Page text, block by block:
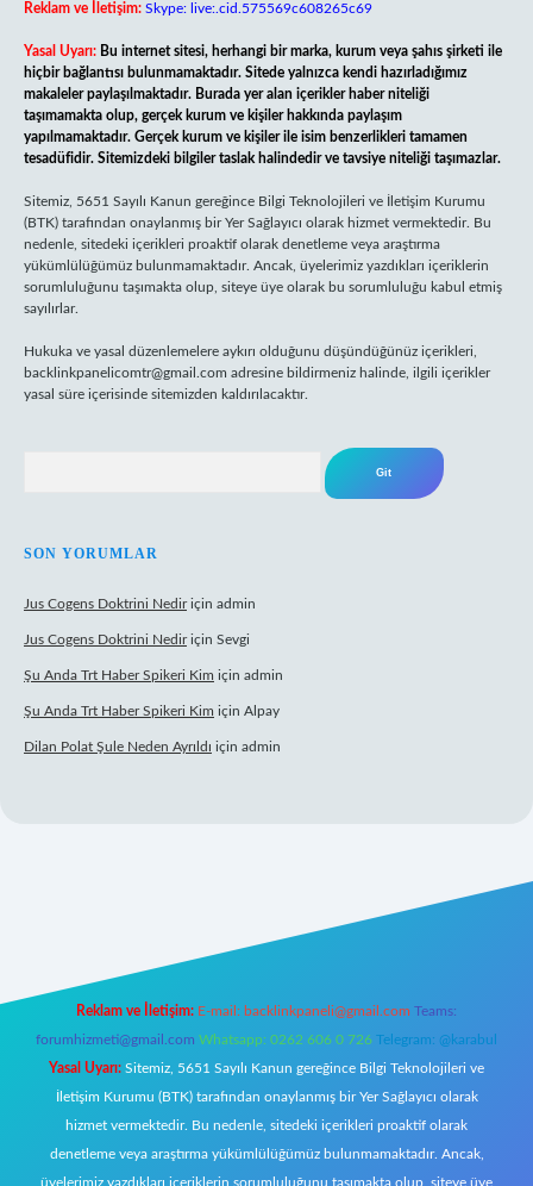
Reklam ve İletişim: Skype: live:.cid.575569c608265c69
Yasal Uyarı: Bu internet sitesi, herhangi bir marka, kurum veya şahıs şirketi ile
hiçbir bağlantısı bulunmamaktadır. Sitede yalnızca kendi hazırladığımız
makaleler paylaşılmaktadır. Burada yer alan içerikler haber niteliği
taşımamakta olup, gerçek kurum ve kişiler hakkında paylaşım
yapılmamaktadır. Gerçek kurum ve kişiler ile isim benzerlikleri tamamen
tesadüfidir. Sitemizdeki bilgiler taslak halindedir ve tavsiye niteliği taşımazlar.
Sitemiz, 5651 Sayılı Kanun gereğince Bilgi Teknolojileri ve İletişim Kurumu
(BTK) tarafından onaylanmış bir Yer Sağlayıcı olarak hizmet vermektedir. Bu
nedenle, sitedeki içerikleri proaktif olarak denetleme veya araştırma
yükümlülüğümüz bulunmamaktadır. Ancak, üyelerimiz yazdıkları içeriklerin
sorumluluğunu taşımakta olup, siteye üye olarak bu sorumluluğu kabul etmiş
sayılırlar.
Hukuka ve yasal düzenlemelere aykırı olduğunu düşündüğünüz içerikleri,
backlinkpanelicomtr@gmail.com adresine bildirmeniz halinde, ilgili içerikler
yasal süre içerisinde sitemizden kaldırılacaktır.
SON YORUMLAR
Jus Cogens Doktrini Nediriçin admin
Jus Cogens Doktrini Nediriçin Sevgi
Şu Anda Trt Haber Spikeri Kim için admin
Şu Anda Trt Haber Spikeri Kim için Alpay
Dilan Polat Şule Neden Ayrıldı için admin
Reklam ve İletişim: E-mail: backlinkpaneli@gmail.com Teams:
forumhizmeti@gmail.com Whatsapp: 0262 606 0 726 Telegram: @karabul
Yasal Uyarı: Sitemiz, 5651 Sayılı Kanun gereğince Bilgi Teknolojileri ve
İletişim Kurumu (BTK) tarafından onaylanmış bir Yer Sağlayıcı olarak
hizmet vermektedir. Bu nedenle, sitedeki içerikleri proaktif olarak
denetleme veya araştırma yükümlülüğümüz bulunmamaktadır. Ancak,
üyelerimiz yazdıkları içeriklerin sorumluluğunu taşımakta olup, siteye üye